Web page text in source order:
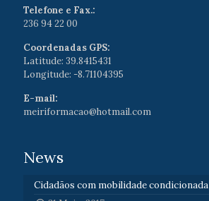
Telefone e Fax.:
236 94 22 00
Coordenadas GPS:
Latitude: 39.8415431
Longitude: -8.71104395
E-mail:
meiriformacao@hotmail.com
News
Cidadãos com mobilidade condicionada